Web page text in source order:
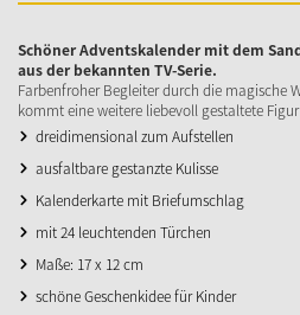
Schöner Adventskalender mit dem
aus der bekannten TV-Serie.
Farbenfroher Begleiter durch die magische
kommt eine weitere liebevoll gestaltete
dreidimensional zum Aufstellen
ausfaltbare gestanzte Kulisse
Kalenderkarte mit Briefumschlag
mit 24 leuchtenden Türchen
Maße: 17 x 12 cm
schöne Geschenkidee für Kinder